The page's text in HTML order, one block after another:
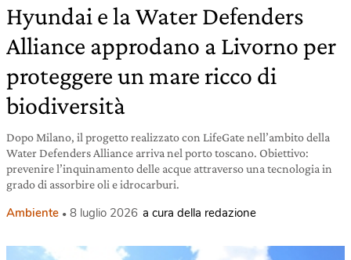
Hyundai e la Water Defenders
Alliance approdano a Livorno per
proteggere un mare ricco di
biodiversità
Dopo Milano, il progetto realizzato con LifeGate nell’ambito della
Water Defenders Alliance arriva nel porto toscano. Obiettivo:
prevenire l’inquinamento delle acque attraverso una tecnologia in
grado di assorbire oli e idrocarburi.
Ambiente 8 luglio 2026 a cura della redazione